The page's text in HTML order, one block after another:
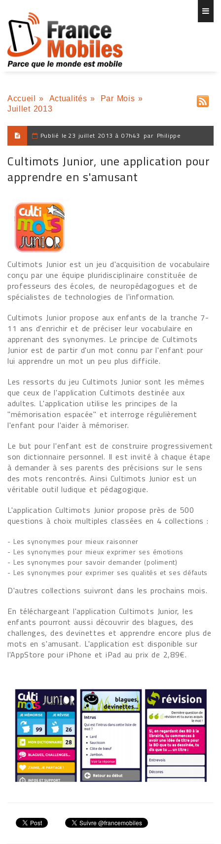
Accueil » Actualités » Par Mois »
Juillet 2013
Publié le 23 juillet 2013 à 07h43 par Philippe
Cultimots Junior, une application pour
apprendre en s'amusant
Cultimots Junior est un jeu d'acquisition de vocabulaire
conçu par une équipe pluridisciplinaire constituée de
professeurs des écoles, de neuropédagogues et de
spécialistes de technologies de l'information.
Cultimots Junior propose aux enfants de la tranche 7-
11 ans d'enrichir et de préciser leur vocabulaire en
apprenant des synonymes. Le principe de Cultimots
Junior est de partir d'un mot connu par l'enfant pour
lui apprendre un mot un peu plus difficile.
Les ressorts du jeu Cultimots Junior sont les mêmes
que ceux de l'application Cultimots destinée aux
adultes. L'application utilise les principes de la
"mémorisation espacée" et interroge régulièrement
l'enfant pour l'aider à mémoriser.
Le but pour l'enfant est de construire progressivement
son dictionnaire personnel. Il est invité à chaque étape
à demander à ses parents des précisions sur le sens
des mots rencontrés. Ainsi Cultimots Junior est un
véritable outil ludique et pédagogique.
L'application Cultimots Junior propose près de 500
questions à choix multiples classées en 4 collections :
- Les synonymes pour mieux raisonner
- Les synonymes pour mieux exprimer ses émotions
- Les synonymes pour savoir demander (poliment)
- Les synonymes pour exprimer ses qualités et ses défauts
D'autres collections suivront dans les prochains mois.
En téléchargeant l'application Cultimots Junior, les
enfants pourront aussi découvrir des blagues, des
challenges, des devinettes et apprendre encore plus de
mots en s'amusant. L'application est disponible sur
l'AppStore pour iPhone et iPad au prix de 2,89€.